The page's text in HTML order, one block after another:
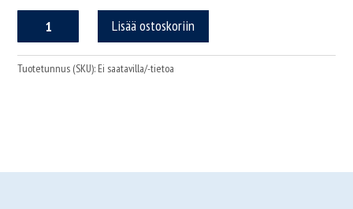
N106+RC/7
vahvistinpaketti
määrä
Lisää ostoskoriin
Tuotetunnus (SKU): Ei saatavilla/-tietoa